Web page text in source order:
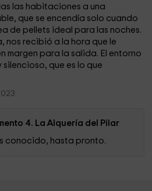
las habitaciones a una
que se encendía solo cuando
de pellets ideal para las noches.
nos recibió a la hora que le
margen para la salida. El entorno
silencioso, que es lo que
4. La Alquería del Pilar
conocido, hasta pronto.